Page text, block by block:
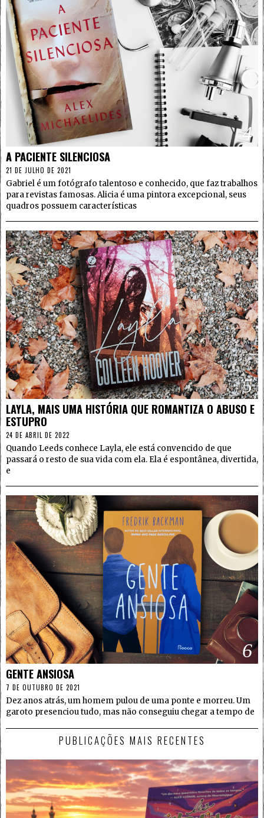
4
A PACIENTE SILENCIOSA
21 DE JULHO DE 2021
Gabriel é um fotógrafo talentoso e conhecido, que faz trabalhos
para revistas famosas. Alicia é uma pintora excepcional, seus
quadros possuem características
5
LAYLA, MAIS UMA HISTÓRIA QUE ROMANTIZA O ABUSO E
ESTUPRO
24 DE ABRIL DE 2022
Quando Leeds conhece Layla, ele está convencido de que
passará o resto de sua vida com ela. Ela é espontânea, divertida,
e
6
GENTE ANSIOSA
7 DE OUTUBRO DE 2021
Dez anos atrás, um homem pulou de uma ponte e morreu. Um
garoto presenciou tudo, mas não conseguiu chegar a tempo de
PUBLICAÇÕES MAIS RECENTES